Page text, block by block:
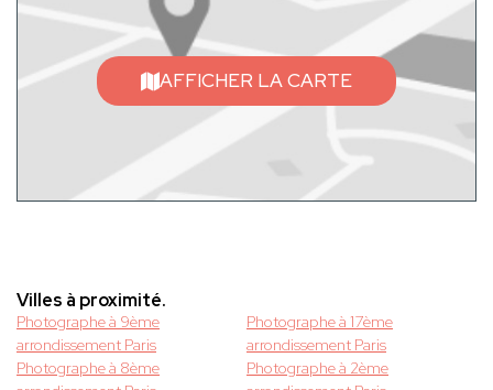
AFFICHER LA CARTE
Villes à proximité.
Photographe à 9ème
arrondissement Paris
Photographe à 17ème
arrondissement Paris
Photographe à 8ème
Photographe à 2ème